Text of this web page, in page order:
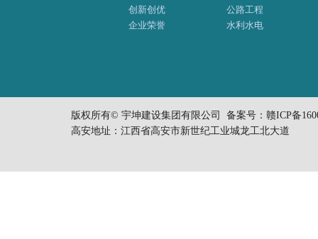
创新创优
企业荣誉
公路工程
水利水电
版权所有© 宇坤建设集团有限公司 备案号： 赣ICP备
高安地址：江西省高安市新世纪工业城龙工北